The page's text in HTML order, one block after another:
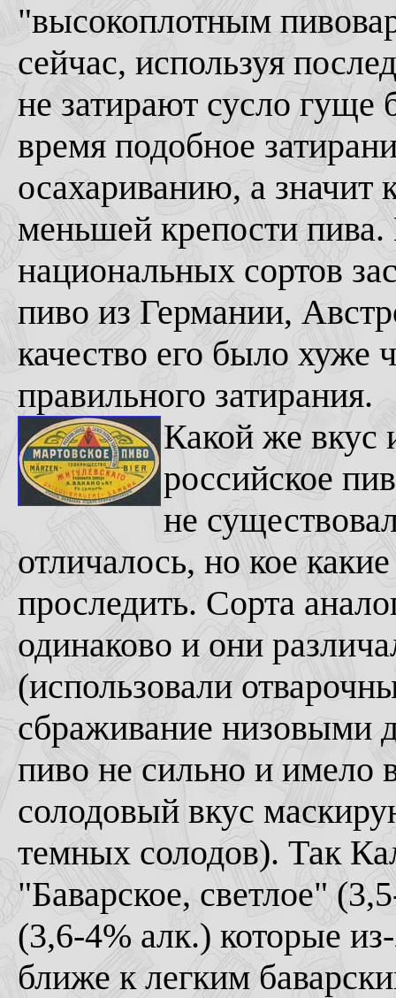
"высокоплотным
сейчас, используя
не затирают сусло гуще
время подобное
осахариванию, а
меньшей крепости пива.
национальных сортов
пиво из Германии,
качество его было хуже
правильного затирания.
Какой же вкус
российское
не
отличалось, но кое
проследить. Сорта
одинаково и они
(использовали
сбраживание низовыми
пиво не сильно и имело
солодовый вкус
темных солодов). Так
"Баварское, светлое"
(3,6-4% алк.) которые
ближе к легким